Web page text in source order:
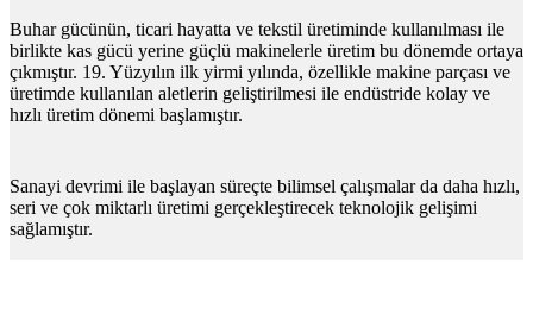
Buhar gücünün, ticari hayatta ve tekstil üretiminde kullanılması ile
birlikte kas gücü yerine güçlü makinelerle üretim bu dönemde ortaya
çıkmıştır. 19. Yüzyılın ilk yirmi yılında, özellikle makine parçası ve
üretimde kullanılan aletlerin geliştirilmesi ile endüstride kolay ve
hızlı üretim dönemi başlamıştır.
Sanayi devrimi ile başlayan süreçte bilimsel çalışmalar da daha hızlı,
seri ve çok miktarlı üretimi gerçekleştirecek teknolojik gelişimi
sağlamıştır.